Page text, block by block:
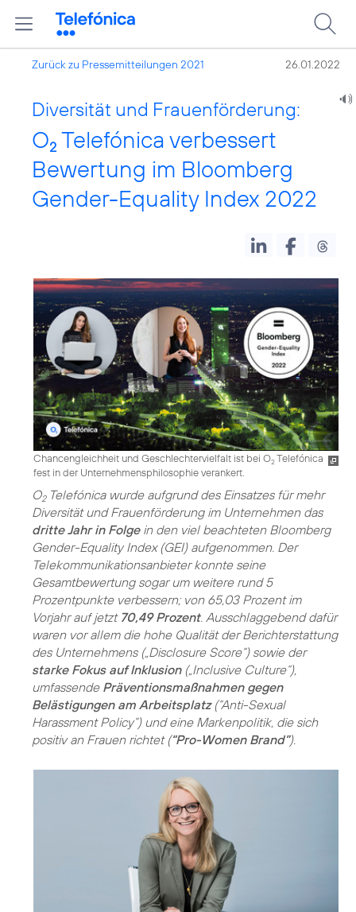
Zurück zu Pressemitteilungen 2021 26.01.2022
Diversität und Frauenförderung:
O2 Telefónica verbessert
Bewertung im Bloomberg
Gender-Equality Index 2022
Chancengleichheit und Geschlechtervielfalt ist bei O2Telefónica
fest in der Unternehmensphilosophie verankert.
O2Telefónica wurde aufgrund des Einsatzes für mehr
Diversität und Frauenförderung im Unternehmen das
dritte Jahr in Folgein den viel beachteten Bloomberg
Gender-Equality Index (GEI) aufgenommen. Der
Telekommunikationsanbieter konnte seine
Gesamtbewertung sogar um weitere rund 5
Prozentpunkte verbessern; von 65,03 Prozent im
Vorjahr auf jetzt 70,49 Prozent. Ausschlaggebend dafür
waren vor allem die hohe Qualität der Berichterstattung
des Unternehmens („Disclosure Score“) sowie der
starke Fokus auf Inklusion(„Inclusive Culture“),
umfassende Präventionsmaßnahmen gegen
Belästigungen am Arbeitsplatz(“Anti-Sexual
Harassment Policy”) und eine Markenpolitik, die sich
positiv an Frauen richtet (“Pro-Women Brand”).